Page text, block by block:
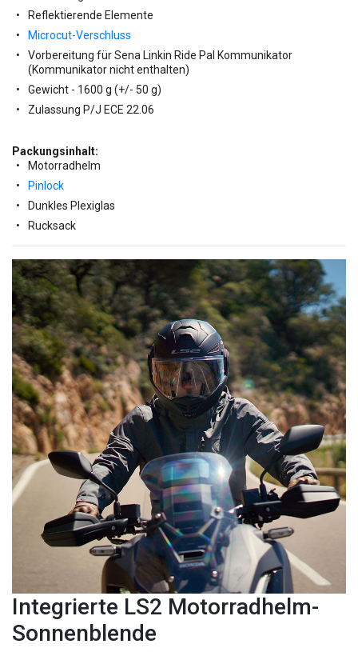
Reflektierende Elemente
Microcut-Verschluss
Vorbereitung für Sena Linkin Ride Pal Kommunikator
(Kommunikator nicht enthalten)
Gewicht - 1600 g (+/- 50 g)
Zulassung P/J ECE 22.06
Packungsinhalt:
Motorradhelm
Pinlock
Dunkles Plexiglas
Rucksack
Integrierte LS2 Motorradhelm-
Sonnenblende